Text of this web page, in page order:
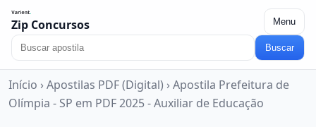
Zip Concursos Menu
Buscar
Início › Apostilas PDF (Digital) › Apostila Prefeitura de
Olímpia - SP em PDF 2025 - Auxiliar de Educação